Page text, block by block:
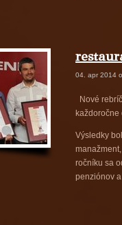
04. apr 2014
Nové
Výsledky
ročníku sa
penziónov